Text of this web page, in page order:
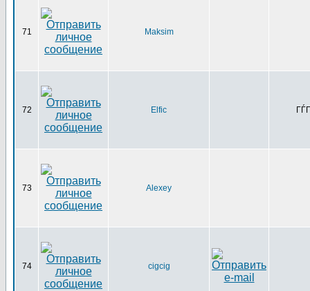
71 Maksim
72 Elfic
73 Alexey
74 cigcig